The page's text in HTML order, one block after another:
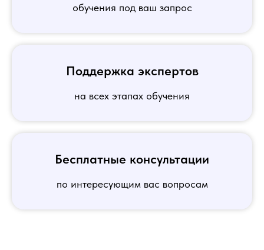
обучения под ваш запрос
Поддержка экспертов
на всех этапах обучения
Бесплатные консультации
по интересующим вас вопросам